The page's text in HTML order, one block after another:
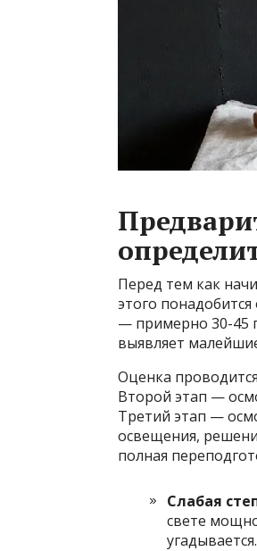
Перед тем как
этого
— примерно 30-45
выявляет
Оценка
Второй этап —
Третий этап —
освещения,
полная
Слабая
свете
угадывается.